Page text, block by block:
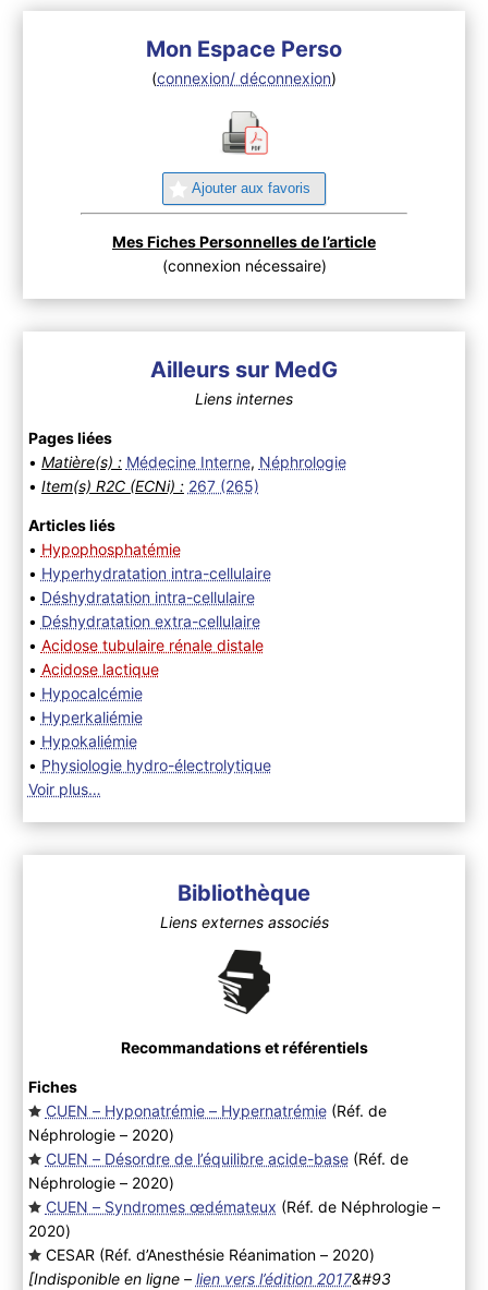
Mon Espace Perso
(connexion/ déconnexion)
Ajouter aux favoris
Mes Fiches Personnelles de l’article
(connexion nécessaire)
Ailleurs sur MedG
Liens internes
Pages liées
• Matière(s) : Médecine Interne, Néphrologie
• Item(s) R2C (ECNi) : 267 (265)
Articles liés
• Hypophosphatémie
• Hyperhydratation intra-cellulaire
• Déshydratation intra-cellulaire
• Déshydratation extra-cellulaire
• Acidose tubulaire rénale distale
• Acidose lactique
• Hypocalcémie
• Hyperkaliémie
• Hypokaliémie
• Physiologie hydro-électrolytique
Voir plus…
Bibliothèque
Liens externes associés
Recommandations et référentiels
Fiches
CUEN – Hyponatrémie – Hypernatrémie(Réf. de
Néphrologie – 2020)
CUEN – Désordre de l’équilibre acide-base(Réf. de
Néphrologie – 2020)
CUEN – Syndromes œdémateux (Réf. de Néphrologie –
2020)
CESAR (Réf. d’Anesthésie Réanimation – 2020)
[Indisponible en ligne – lien vers l’édition 2017&#93